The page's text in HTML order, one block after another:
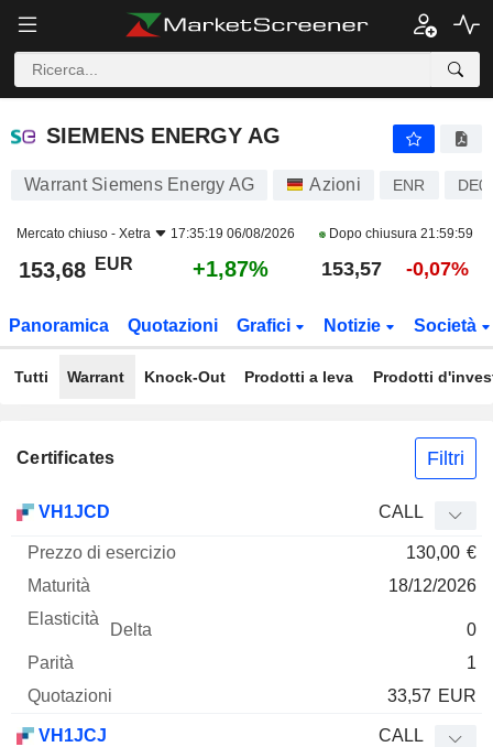
SIEMENS ENERGY AG
SIEMENS ENERGY AG
Warrant Siemens Energy AG Azioni ENR
Mercato chiuso - Xetra 17:35:19 06/08/2026 Dopo chiusura 21:59:59
153,68 EUR +1,87% 153,57 -0,07%
Panoramica Quotazioni Grafici Notizie Società
Tutti Warrant Knock-Out Prodotti a leva Prodotti
Certificates Filtri
Mnemo Tipo
esercizio
Delta
Parità
VH1JCD CALL
130,00 €
18/12/2026
0
1
33,57 EUR
VH1JCJ CALL